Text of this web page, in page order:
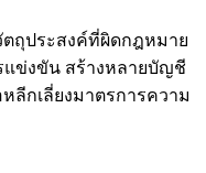
ตถุประสงค์ที่ผิดกฎหมาย
แข่งขัน สร้างหลายบัญชี
ลีกเลี่ยงมาตรการความ